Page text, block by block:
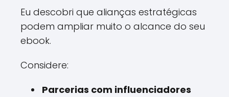
Eu descobri que alianças estratégicas
podem ampliar muito o alcance do seu
ebook.
Considere:
Parcerias com influenciadores